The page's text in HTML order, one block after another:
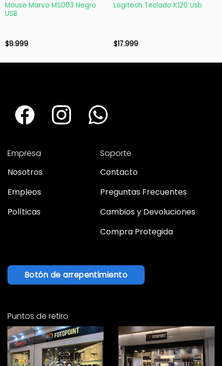
Mouse Marvo MS003 Negro
USB
$9.999
Logitech Teclado K120 Usb
$17.999
Empresa
Nosotros
Empleos
Políticas
Soporte
Contacto
Preguntas Frecuentes
Cambios y Devoluciones
Compra Protegida
Botón de arrepentimiento
Puntos de retiro